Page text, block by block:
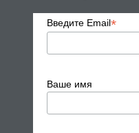
Введите Email*
Ваше имя